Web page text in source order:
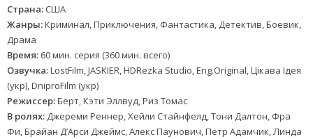
Страна: США
Жанры:Криминал, Приключения, Фантастика, Детектив, Боевик,
Драма
Время: 60 мин. серия (360 мин. всего)
Озвучка:LostFilm, JASKIER, HDRezka Studio, Eng.Original, Цікава Ідея
(укр), DniproFilm (укр)
Режиссер:Берт, Кэти Эллвуд, Риз Томас
В ролях: Джереми Реннер, Хейли Стайнфелд, Тони Далтон, Фра
Фи, Брайан Д’Арси Джеймс, Алекс Паунович, Петр Адамчик, Линда